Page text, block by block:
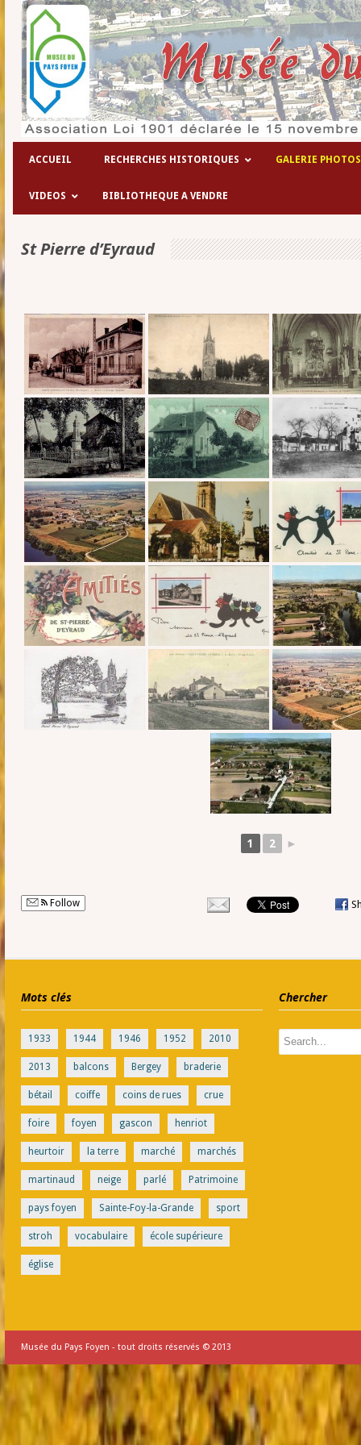
Les hôpitaux temporaires de la 1°
ACCUEIL RECHERCHES HISTORIQUES GALERIE PHOTOS
VIDEOS BIBLIOTHEQUE A VENDRE
St Pierre d’Eyraud
1 2 ►
Follow
Mots clés
1933 1944 1946 1952 2010
2013 balcons Bergey braderie
bétail coiffe coins de rues crue
foire foyen gascon henriot
heurtoir la terre marché marchés
martinaud neige parlé Patrimoine
pays foyen Sainte-Foy-la-Grande sport
stroh vocabulaire école supérieure
église
Chercher
Musée du Pays Foyen - tout droits réservés © 2013